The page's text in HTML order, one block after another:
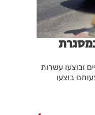
ובוצעו עשרות
בוצעו